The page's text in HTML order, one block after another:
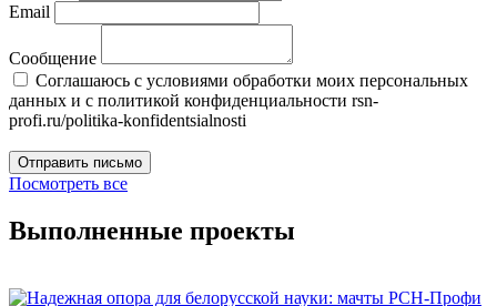
Email
Сообщение
Соглашаюсь с условиями обработки моих персональных
данных и с политикой конфиденциальности rsn-
profi.ru/politika-konfidentsialnosti
Отправить письмо
Посмотреть все
Выполненные проекты